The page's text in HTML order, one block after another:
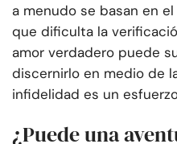
a menudo se basan en
que dificulta la
amor verdadero puede
discernirlo en medio de
infidelidad es un
¿Puede una